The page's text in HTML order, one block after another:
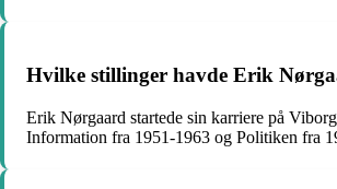
Hvilke stillinger havde Erik
Erik Nørgaard startede sin karriere på
Information fra 1951-1963 og Politiken fra